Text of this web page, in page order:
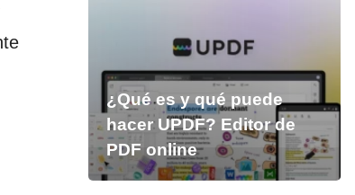
¿Qué es y qué puede
hacer UPDF? Editor de
PDF online